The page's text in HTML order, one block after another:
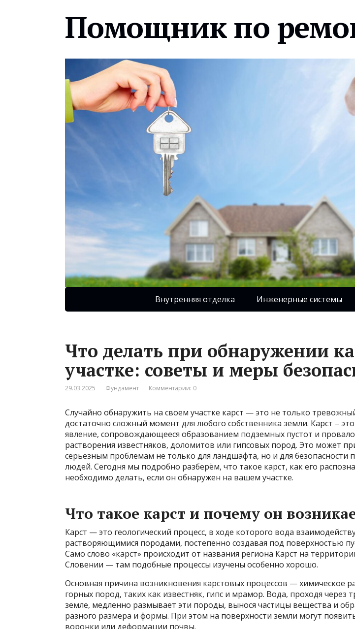
Помощник по
Внутренняя отделка Инженерные системы
Что делать при обнаружении
участке: советы и меры
29.03.2025 Фундамент Комментарии: 0
Случайно обнаружить на своем участке карст — это не только
достаточно сложный момент для любого собственника земли. Карст –
явление, сопровождающееся образованием подземных пустот и
растворения известняков, доломитов или гипсовых пород. Это может
серьезным проблемам не только для ландшафта, но и для безопасности
людей. Сегодня мы подробно разберём, что такое карст, как его
необходимо делать, если он обнаружен на вашем участке.
Что такое карст и почему он
Карст — это геологический процесс, в ходе которого вода
растворяющимися породами, постепенно создавая под поверхностью
Само слово «карст» происходит от названия региона Карст на
Словении — там подобные процессы изучены особенно хорошо.
Основная причина возникновения карстовых процессов — химическое
горных пород, таких как известняк, гипс и мрамор. Вода, проходя
земле, медленно размывает эти породы, вынося частицы вещества и
разного размера и формы. При этом на поверхности земли могут
воронки или деформации почвы.